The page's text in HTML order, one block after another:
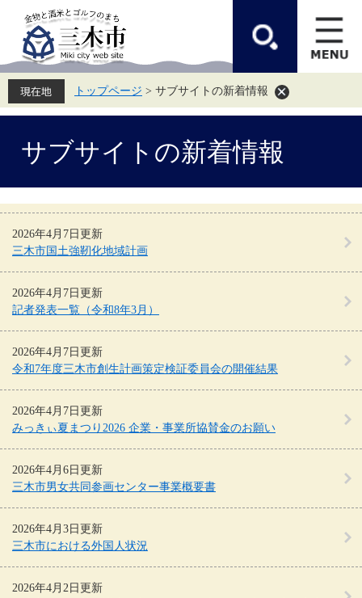
先
頭
す。
を
飛
し
トップページ > サブサイトの新着情報
サブサイトの新着情報
2026年4月7日更新
三木市国土強靭化地域計画
2026年4月7日更新
記者発表一覧（令和8年3月）
2026年4月7日更新
令和7年度三木市創生計画策定検証委員会の開催結果
2026年4月7日更新
みっきぃ夏まつり2026 企業・事業所協賛金のお願い
2026年4月6日更新
三木市男女共同参画センター事業概要書
2026年4月3日更新
三木市における外国人状況
2026年4月2日更新